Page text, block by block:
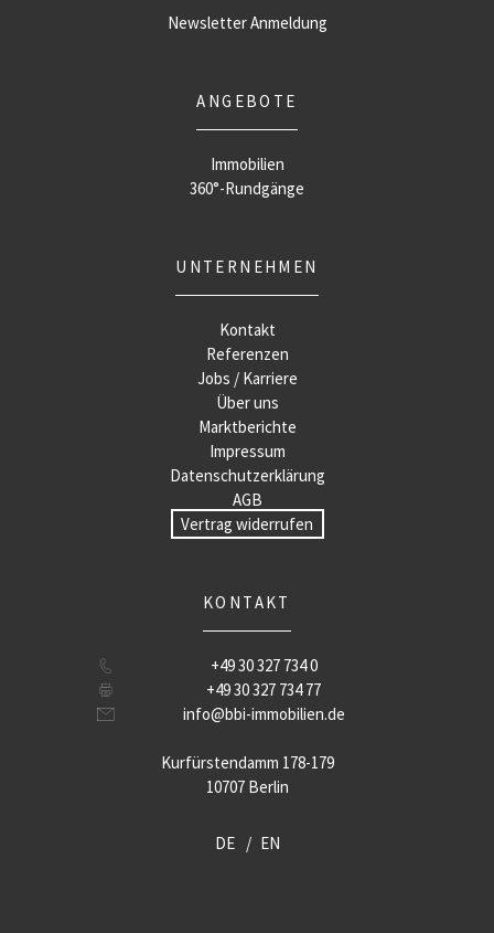
Newsletter Anmeldung
ANGEBOTE
Immobilien
360°-Rundgänge
UNTERNEHMEN
Kontakt
Referenzen
Jobs / Karriere
Über uns
Marktberichte
Impressum
Datenschutzerklärung
AGB
Vertrag widerrufen
KONTAKT
+49 30 327 734 0
+49 30 327 734 77
info@bbi-immobilien.de
Kurfürstendamm 178-179
10707 Berlin
DE EN